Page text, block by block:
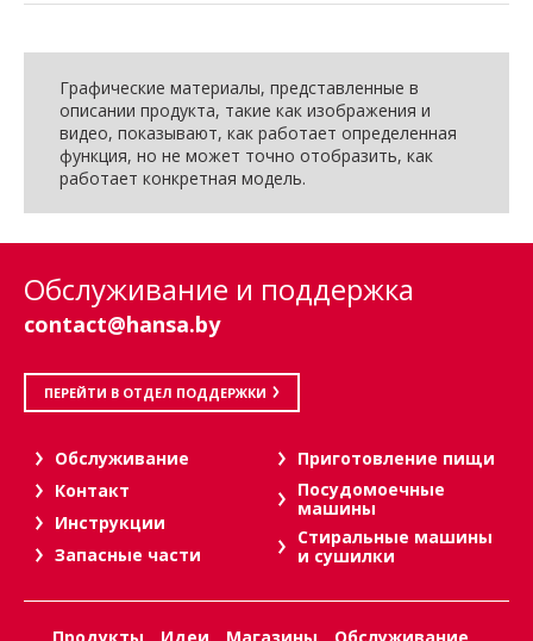
Графические материалы, представленные в
описании продукта, такие как изображения и
видео, показывают, как работает определенная
функция, но не может точно отобразить, как
работает конкретная модель.
Обслуживание и поддержка
contact@hansa.by
ПЕРЕЙТИ В ОТДЕЛ ПОДДЕРЖКИ
Oбслуживание
Контакт
Инструкции
Запасные части
Приготовление пищи
Посудомоечные
машины
Стиральные машины
и сушилки